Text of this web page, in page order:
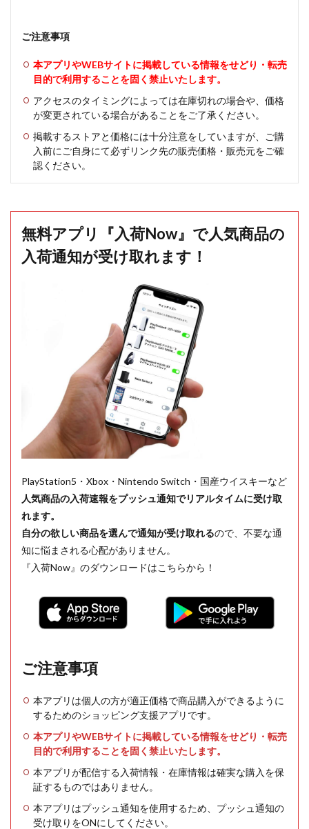
ご注意事項
本アプリやWEBサイトに掲載している情報をせどり・転売
目的で利用することを固く禁止いたします。
アクセスのタイミングによっては在庫切れの場合や、価格
が変更されている場合があることをご了承ください。
掲載するストアと価格には十分注意をしていますが、ご購
入前にご自身にて必ずリンク先の販売価格・販売元をご確
認ください。
無料アプリ『入荷Now』で人気商品の
入荷通知が受け取れます！
PlayStation5・Xbox・Nintendo Switch・国産ウイスキーなど
人気商品の入荷速報をプッシュ通知でリアルタイムに受け取
れます。
自分の欲しい商品を選んで通知が受け取れるので、不要な通
知に悩まされる心配がありません。
『入荷Now』のダウンロードはこちらから！
ご注意事項
本アプリは個人の方が適正価格で商品購入ができるように
するためのショッピング支援アプリです。
本アプリやWEBサイトに掲載している情報をせどり・転売
目的で利用することを固く禁止いたします。
本アプリが配信する入荷情報・在庫情報は確実な購入を保
証するものではありません。
本アプリはプッシュ通知を使用するため、プッシュ通知の
受け取りをONにしてください。